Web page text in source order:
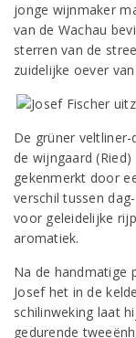
jonge wijnmaker
van de Wachau
sterren van de
zuidelijke oever
De grüner
de wijngaard
gekenmerkt door
verschil tussen
voor geleidelijke
aromatiek.
Na de handmatige
Josef het in de
schilinweking laat
gedurende